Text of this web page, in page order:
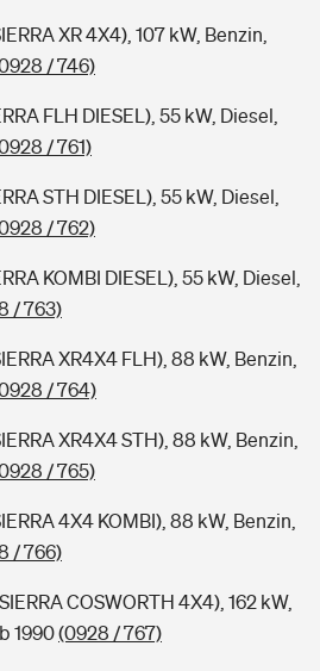
XR 4X4), 107 kW, Benzin,
/ 746)
FLH DIESEL), 55 kW, Diesel,
/ 761)
STH DIESEL), 55 kW, Diesel,
/ 762)
KOMBI DIESEL), 55 kW, Diesel,
/ 763)
XR4X4 FLH), 88 kW, Benzin,
/ 764)
XR4X4 STH), 88 kW, Benzin,
/ 765)
4X4 KOMBI), 88 kW, Benzin,
/ 766)
COSWORTH 4X4), 162 kW,
1990(0928 / 767)